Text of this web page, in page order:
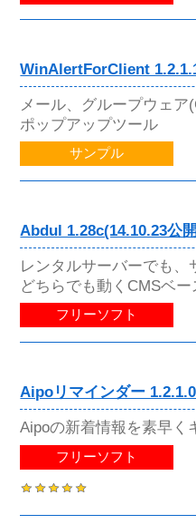
WinAlertForClient
メール、グループウェ
ポップアップツール
サンプル
Abdul 1.28c(14.10.23公
レンタルサーバーでも、
どちらでも動くCMSベ
フリーソフト
Aipoリマインダー
Aipoの新着情報を素早く
フリーソフト